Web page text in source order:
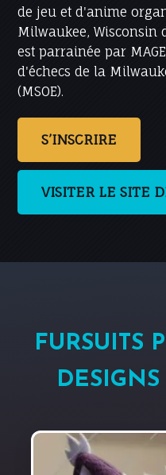
de jeu et d'anime
Milwaukee, Wisconsin
est parrainée par
d'échecs de la
(MSOE).
S’INSCRIRE
VISITER LE SITE
FURSUITS